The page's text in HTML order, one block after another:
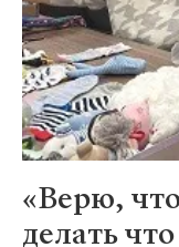
«Верю,
делать